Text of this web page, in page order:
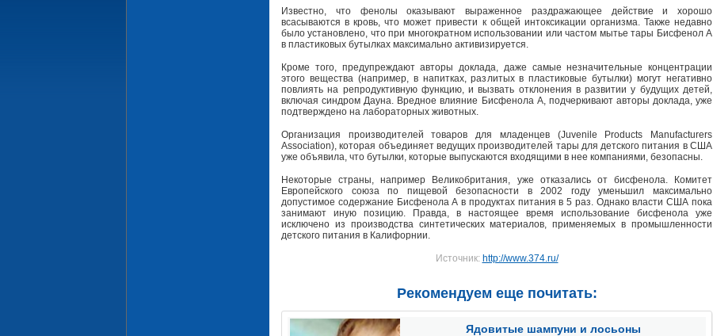
Известно, что фенолы оказывают выраженное раздражающее действие и хорошо
всасываются в кровь, что может привести к общей интоксикации организма. Также недавно
было установлено, что при многократном использовании или частом мытье тары Бисфенол А
в пластиковых бутылках максимально активизируется.
Кроме того, предупреждают авторы доклада, даже самые незначительные концентрации
этого вещества (например, в напитках, разлитых в пластиковые бутылки) могут негативно
повлиять на репродуктивную функцию, и вызвать отклонения в развитии у будущих детей,
включая синдром Дауна. Вредное влияние Бисфенола А, подчеркивают авторы доклада, уже
подтверждено на лабораторных животных.
Организация производителей товаров для младенцев (Juvenile Products Manufacturers
Association), которая объединяет ведущих производителей тары для детского питания в США
уже объявила, что бутылки, которые выпускаются входящими в нее компаниями, безопасны.
Некоторые страны, например Великобритания, уже отказались от бисфенола. Комитет
Европейского союза по пищевой безопасности в 2002 году уменьшил максимально
допустимое содержание Бисфенола А в продуктах питания в 5 раз. Однако власти США пока
занимают иную позицию. Правда, в настоящее время использование бисфенола уже
исключено из производства синтетических материалов, применяемых в промышленности
детского питания в Калифорнии.
Источник: http://www.374.ru/
Рекомендуем еще почитать:
Ядовитые шампуни и лосьоны